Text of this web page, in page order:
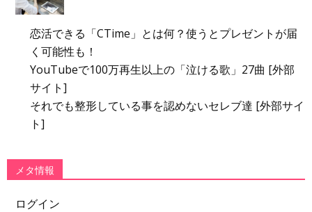
恋活できる「CTime」とは何？使うとプレゼントが届
く可能性も！
YouTubeで100万再生以上の「泣ける歌」27曲 [外部
サイト]
それでも整形している事を認めないセレブ達 [外部サイ
ト]
メタ情報
ログイン